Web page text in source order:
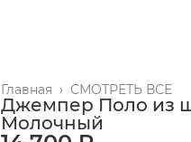
СМОТРЕТЬ ВСЕ
Главная ›
Джемпер Поло из
Молочный